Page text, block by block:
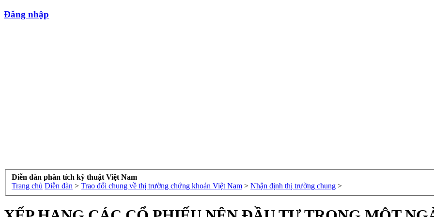
Đăng nhập
Diễn đàn phân tích kỹ thuật Việt Nam
Trang chủ Diễn đàn > Trao đổi chung về thị trường chứng khoán Việt Nam > Nhận định thị trường chung >